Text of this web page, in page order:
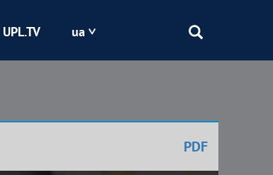
Кривбас
UPL.TV ua
PDF